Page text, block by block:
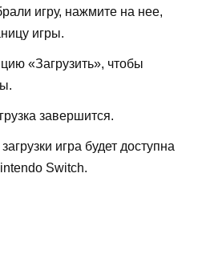
игру, нажмите на нее,
игры.
«Загрузить», чтобы
завершится.
игра будет доступна
Switch.